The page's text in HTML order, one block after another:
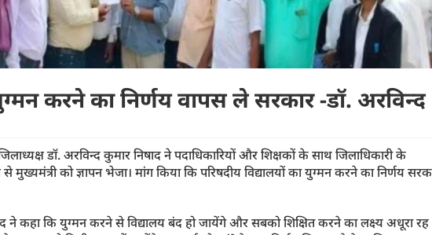
करने का निर्णय वापस ले सरकार -डॉ. अरविन्द
डॉ. अरविन्द कुमार निषाद ने पदाधिकारियों और शिक्षकों के साथ जिलाधिकारी के
को ज्ञापन भेजा। मांग किया कि परिषदीय विद्यालयों का युग्मन करने का निर्णय
ने कहा कि युग्मन करने से विद्यालय बंद हो जायेंगे और सबको शिक्षित करने का लक्ष्य अधूरा रह